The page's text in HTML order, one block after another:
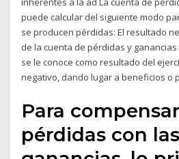
puede calcular del siguiente modo
se producen pérdidas: El resultado
de la cuenta de pérdidas y
se le conoce como resultado del
negativo, dando lugar a beneficios o
Para
pérdidas con las